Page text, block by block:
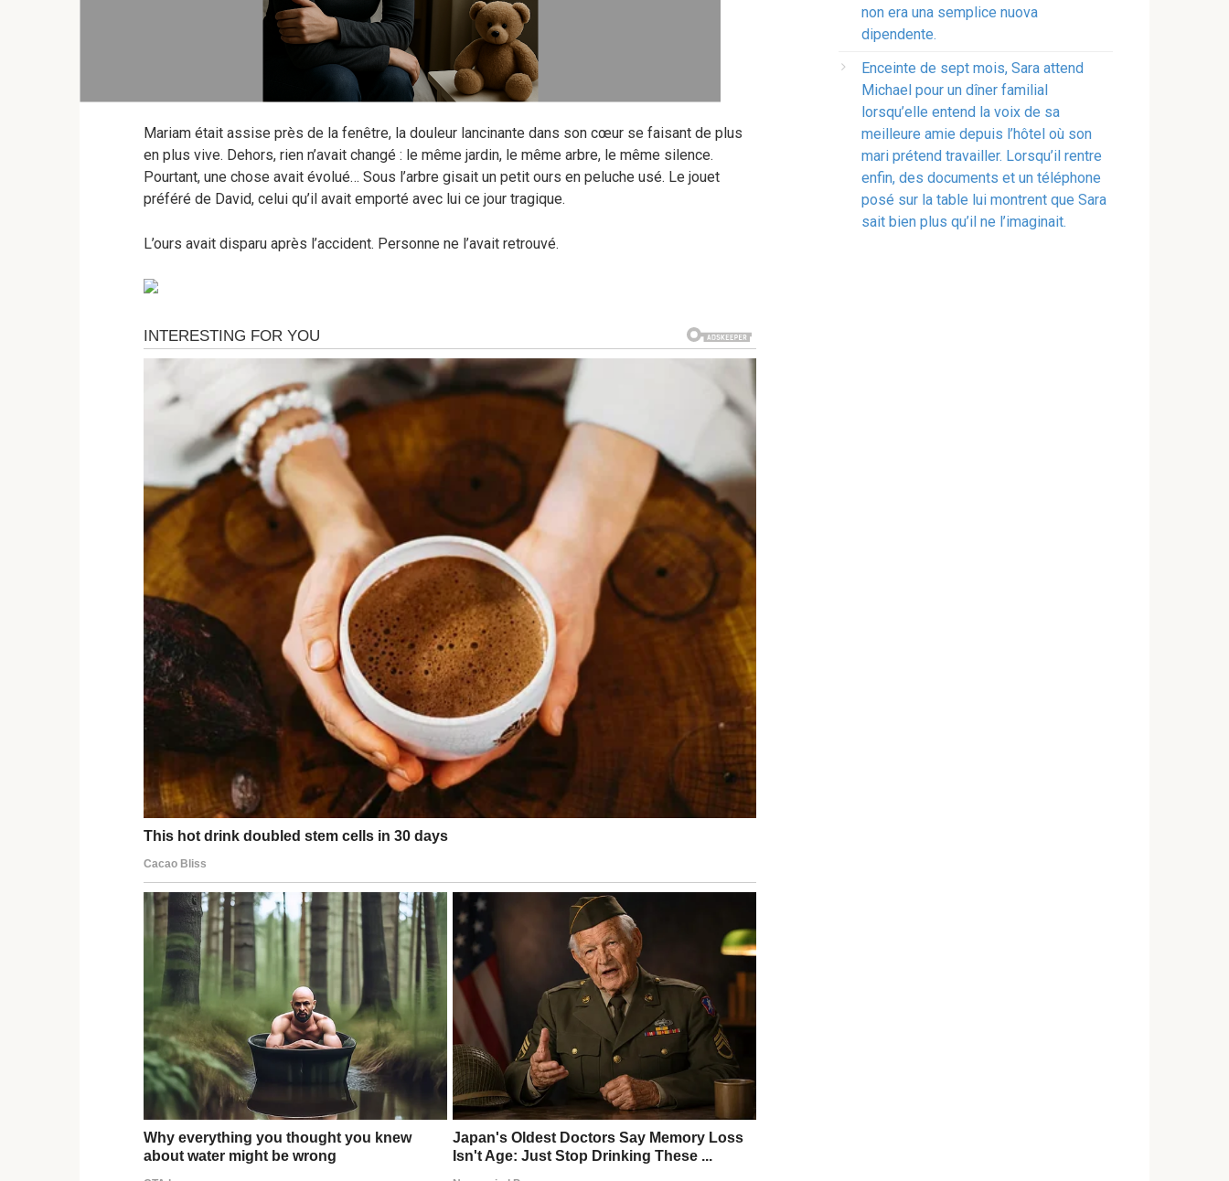
Mariam était assise près de la fenêtre, la douleur lancinante dans son cœur se faisant de plus
en plus vive. Dehors, rien n’avait changé : le même jardin, le même arbre, le même silence.
Pourtant, une chose avait évolué… Sous l’arbre gisait un petit ours en peluche usé. Le jouet
préféré de David, celui qu’il avait emporté avec lui ce jour tragique.
L’ours avait disparu après l’accident. Personne ne l’avait retrouvé.
non era una semplice nuova
dipendente.
Enceinte de sept mois, Sara attend
Michael pour un dîner familial
lorsqu’elle entend la voix de sa
meilleure amie depuis l’hôtel où son
mari prétend travailler. Lorsqu’il rentre
enfin, des documents et un téléphone
posé sur la table lui montrent que Sara
sait bien plus qu’il ne l’imaginait.